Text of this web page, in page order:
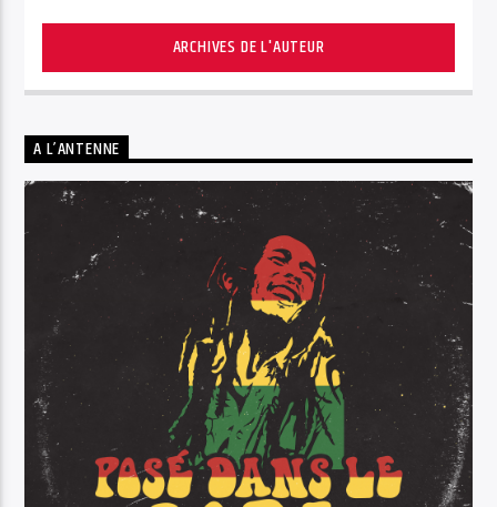
ARCHIVES DE L'AUTEUR
A L’ANTENNE